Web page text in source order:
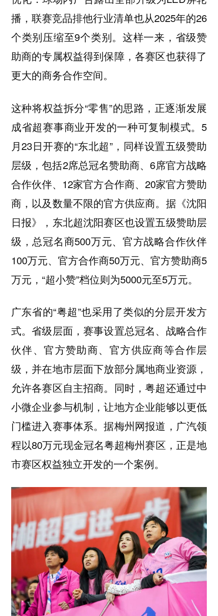
播，联赛竞品排他行业清单也从2025年的26
个类别压缩至9个类别。这样一来，省级赞
助商的专属权益得到保障，各赛区也获得了
更大的商务合作空间。
这种将权益拆分“零售”的思路，正逐渐发展
成省超赛事商业开发的一种可复制模式。5
月23日开赛的“东北超”，同样设置五级赞助
层级，包括2席总冠名赞助商、6席官方战略
合作伙伴、12家官方合作商、20家官方赞助
商，以及数量不限的官方供应商。据《沈阳
日报》，东北超沈阳赛区也设置五级赞助层
级，总冠名商500万元、官方战略合作伙伴
100万元、官方合作商50万元、官方赞助商5
万元，“超小赞”档位则为5000元至5万元。
广东省的“粤超”也采用了类似的分层开发方
式。省级层面，赛事设置总冠名、战略合作
伙伴、官方赞助商、官方供应商等合作层
级，并在地市层面下放部分属地商业资源，
允许各赛区自主招商。同时，粤超还通过中
小微企业参与机制，让地方企业能够以更低
门槛进入赛事体系。据梅州网报道，广汽领
程以80万元现金冠名粤超梅州赛区，正是地
市赛区权益独立开发的一个案例。